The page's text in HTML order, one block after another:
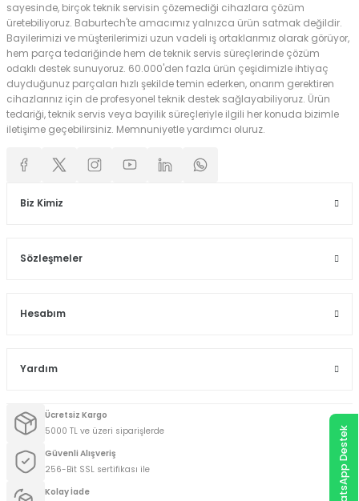
sayesinde, birçok teknik servisin çözemediği cihazlara çözüm
üretebiliyoruz. Baburtech'te amacımız yalnızca ürün satmak değildir.
Bayilerimizi ve müşterilerimizi uzun vadeli iş ortaklarımız olarak görüyor,
hem parça tedariğinde hem de teknik servis süreçlerinde çözüm
odaklı destek sunuyoruz. 60.000'den fazla ürün çeşidimizle ihtiyaç
duyduğunuz parçaları hızlı şekilde temin ederken, onarım gerektiren
cihazlarınız için de profesyonel teknik destek sağlayabiliyoruz. Ürün
tedariği, teknik servis veya bayilik süreçleriyle ilgili her konuda bizimle
iletişime geçebilirsiniz. Memnuniyetle yardımcı oluruz.
Biz Kimiz
Sözleşmeler
Hesabım
Yardım
Ücretsiz Kargo
5000 TL ve üzeri siparişlerde
Güvenli Alışveriş
256-Bit SSL sertifikası ile
Kolay İade
WhatsApp Destek